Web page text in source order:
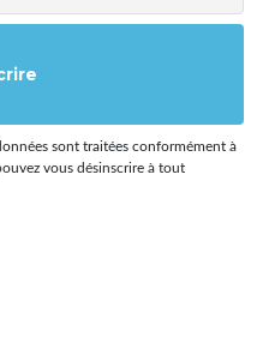
sont traitées conformément à
vous désinscrire à tout